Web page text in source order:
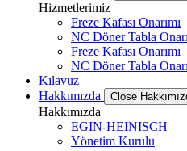
Hizmetlerimiz
Freze Kafası Onarımı
NC Döner Tabla
Freze Kafası Onarımı
NC Döner Tabla
Kılavuz
Hakkımızda
Close
Hakkımızda
EGIN-HEINISCH
Yönetim Kurulu